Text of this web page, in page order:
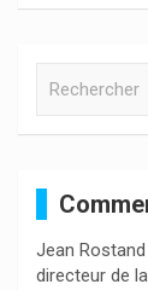
c
h
e
Jean Rostand
directeur de